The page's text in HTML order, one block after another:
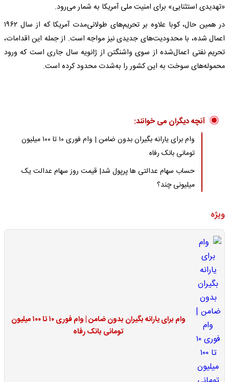
«تهدیدی استثنایی» برای امنیت ملی آمریکا به شمار می‌رود.
در همین حال، کوبا علاوه بر تحریم‌های طولانی‌مدت آمریکا که از سال ۱۹۶۲
اعمال شده، با محدودیت‌های جدیدی نیز مواجه است. از جمله این اقدامات،
تحریم نفتی اعمال‌شده از سوی واشنگتن از ژانویه سال جاری است که ورود
محموله‌های سوخت به این کشور را به‌شدت محدود کرده است.
آنچه دیگران می خوانند:
وام برای یارانه بگیران بدون ضامن | وام فوری ۱۰ تا ۱۰۰ میلیون
تومانی بانک رفاه
حساب سهام عدالتی ها پرپول شد| قیمت روز سهام عدالت یک
میلیونی چند؟
ویژه
وام برای یارانه بگیران بدون ضامن | وام فوری ۱۰ تا ۱۰۰ میلیون
تومانی بانک رفاه